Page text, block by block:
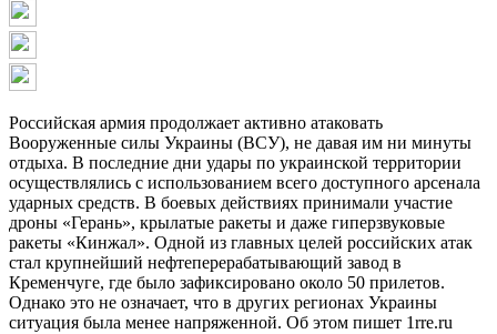
Российская армия продолжает активно атаковать
Вооруженные силы Украины (ВСУ), не давая им ни минуты
отдыха. В последние дни удары по украинской территории
осуществлялись с использованием всего доступного арсенала
ударных средств. В боевых действиях принимали участие
дроны «Герань», крылатые ракеты и даже гиперзвуковые
ракеты «Кинжал». Одной из главных целей российских атак
стал крупнейший нефтеперерабатывающий завод в
Кременчуге, где было зафиксировано около 50 прилетов.
Однако это не означает, что в других регионах Украины
ситуация была менее напряженной. Об этом пишет 1rre.ru